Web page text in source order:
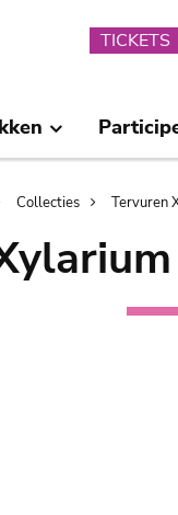
TICKETS
Collecties Tervuren